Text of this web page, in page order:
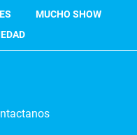
MUCHO SHOW